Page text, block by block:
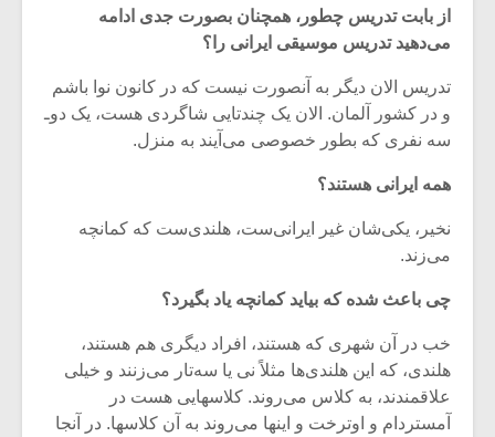
از بابت تدریس چطور، همچنان بصورت جدی ادامه
می‌دهید تدریس موسیقی ایرانی را؟
تدریس الان دیگر به آنصورت نیست که در کانون نوا باشم
و در کشور آلمان. الان یک چندتایی شاگردی هست، یک دوـ
سه نفری که بطور خصوصی می‌آیند به منزل.
همه ایرانی هستند؟
نخیر، یکی‌شان غیر ایرانی‌ست، هلندی‌ست که کمانچه
می‌زند.
چی باعث شده که بیاید کمانچه یاد بگیرد؟
خب در آن شهری که هستند، افراد دیگری هم هستند،
هلندی، که این هلندی‌ها مثلاً نی یا سه‌تار می‌زنند و خیلی
علاقمندند، به کلاس می‌روند. کلاسهایی هست در
آمستردام و اوترخت و اینها می‌روند به آن کلاسها. در آنجا